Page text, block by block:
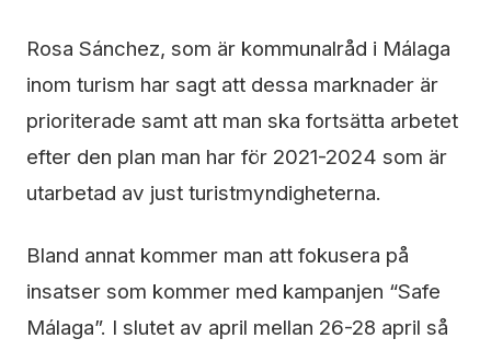
Rosa Sánchez, som är kommunalråd i Málaga
inom turism har sagt att dessa marknader är
prioriterade samt att man ska fortsätta arbetet
efter den plan man har för 2021-2024 som är
utarbetad av just turistmyndigheterna.
Bland annat kommer man att fokusera på
insatser som kommer med kampanjen “Safe
Málaga”. I slutet av april mellan 26-28 april så